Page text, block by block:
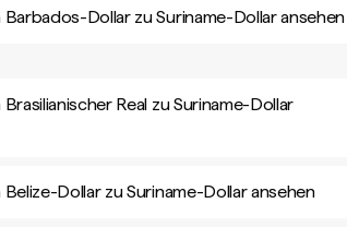
Dollar zu Suriname-Dollar ansehen
Real zu Suriname-Dollar
Dollar zu Suriname-Dollar ansehen